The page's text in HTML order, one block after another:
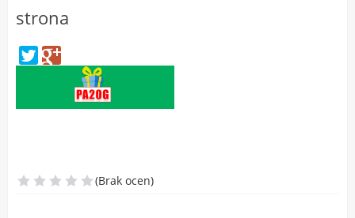
strona
(Brak ocen)